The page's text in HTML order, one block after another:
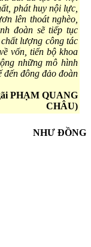
phát huy nội lực,
lên thoát nghèo,
đoàn sẽ tiếp tục
lượng công tác
vốn, tiến bộ khoa
những mô hình
đến đông đảo đoàn
PHẠM QUANG
CHÂU)
NHƯ ĐỒNG